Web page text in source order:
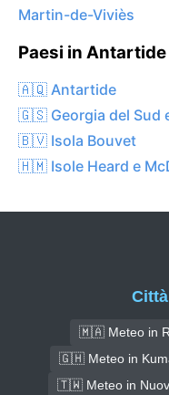
Martin-de-Viviès
Paesi in Antartide
🇦🇶 Antartide
🇬🇸 Georgia del Sud
🇧🇻 Isola Bouvet
🇭🇲 Isole Heard e
🇲🇦 Meteo in
🇬🇭 Meteo in
🇹🇼 Meteo in